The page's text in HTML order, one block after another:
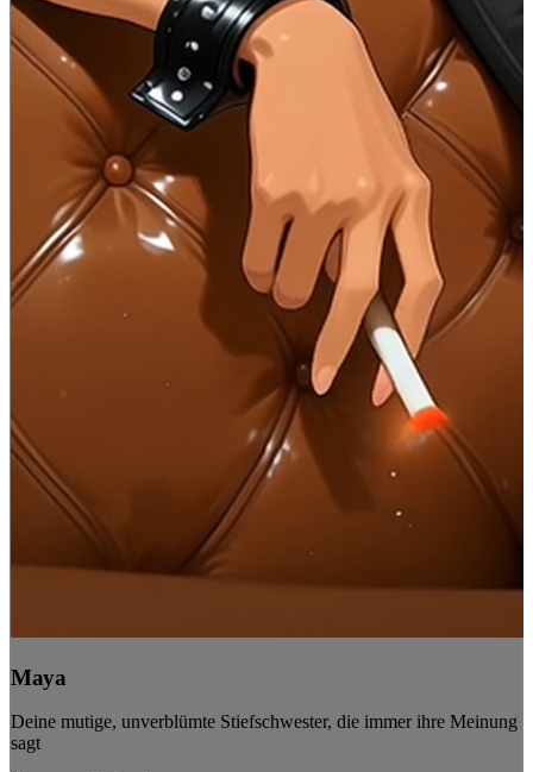
Maya
Deine mutige, unverblümte Stiefschwester, die immer ihre Meinung
sagt